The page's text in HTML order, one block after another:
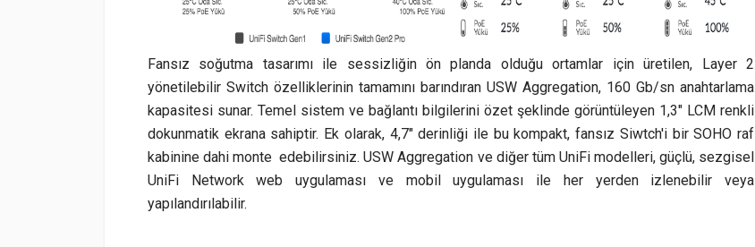
Fansız soğutma tasarımı ile sessizliğin ön planda olduğu ortamlar için üretilen, Layer 2
yönetilebilir Switch özelliklerinin tamamını barındıran USW Aggregation, 160 Gb/sn anahtarlama
kapasitesi sunar. Temel sistem ve bağlantı bilgilerini özet şeklinde görüntüleyen 1,3" LCM renkli
dokunmatik ekrana sahiptir. Ek olarak, 4,7" derinliği ile bu kompakt, fansız Siwtch'i bir SOHO raf
kabinine dahi monte edebilirsiniz. USW Aggregation ve diğer tüm UniFi modelleri, güçlü, sezgisel
UniFi Network web uygulaması ve mobil uygulaması ile her yerden izlenebilir veya
yapılandırılabilir.